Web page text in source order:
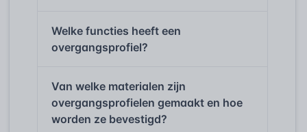
Welke functies heeft een
overgangsprofiel?
Van welke materialen zijn
overgangsprofielen gemaakt en hoe
worden ze bevestigd?